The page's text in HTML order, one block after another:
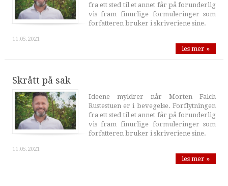
fra ett sted til et annet får på forunderlig
vis fram finurlige formuleringer som
forfatteren bruker i skriveriene sine.
11.05.2021
les mer »
Skrått på sak
Ideene myldrer når Morten Falch
Rustestuen er i bevegelse. Forflytningen
fra ett sted til et annet får på forunderlig
vis fram finurlige formuleringer som
forfatteren bruker i skriveriene sine.
11.05.2021
les mer »